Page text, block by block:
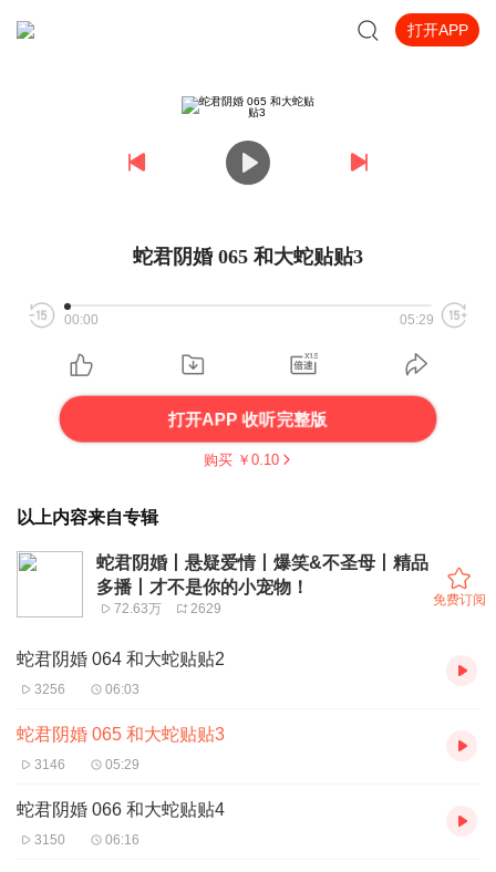
打开APP
蛇君阴婚 065 和大蛇贴贴3
00:00 05:29
打开APP 收听完整版
购买 ￥ 0.10
以上内容来自专辑
蛇君阴婚丨悬疑爱情丨爆笑&不圣母丨精品
多播丨才不是你的小宠物！
72.63万 2629
免费订阅
蛇君阴婚 064 和大蛇贴贴2
3256 06:03
蛇君阴婚 065 和大蛇贴贴3
3146 05:29
蛇君阴婚 066 和大蛇贴贴4
3150 06:16